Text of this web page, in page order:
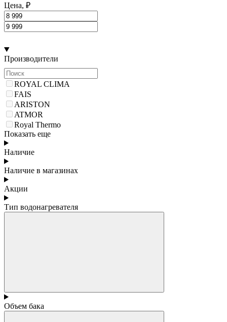
Цена, ₽
Производители
ROYAL CLIMA
FAIS
ARISTON
ATMOR
Royal Thermo
Показать еще
Наличие
Наличие в магазинах
Акции
Тип водонагревателя
Объем бака